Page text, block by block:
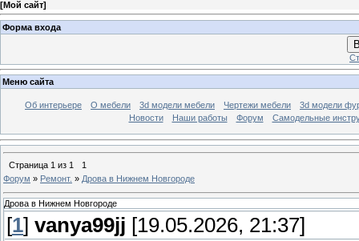
[Мой сайт]
Форма входа
Меню сайта
Об интерьере О мебели 3d модели мебели Чертежи мебели
3d модели
Новости
Наши работы Форум Самодельные
Страница 1 из 1
1
Форум » Ремонт. » Дрова в Нижнем Новгороде
Дрова в Нижнем Новгороде
[1] vanya99jj [19.05.2026, 21:37]